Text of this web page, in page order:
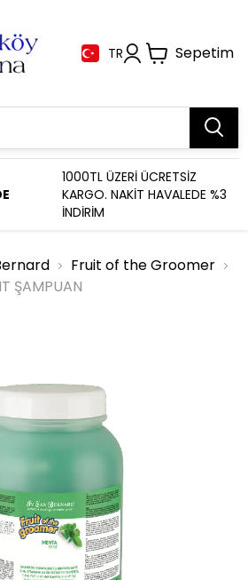
TR Sepetim
1000TL ÜZERİ ÜCRETSİZ
KARGO. NAKİT HAVALEDE %3
İNDİRİM
Fruit of the Groomer
ŞAMPUAN